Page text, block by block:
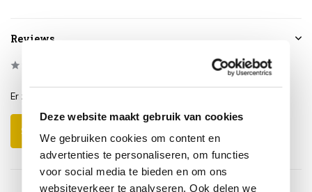
Deze website maakt gebruik van cookies
We gebruiken cookies om content en
advertenties te personaliseren, om functies
voor social media te bieden en om ons
websiteverkeer te analyseren. Ook delen we
Reviews
Er zijn nog geen reviews geschreven over dit product..
Schrijf je eigen review